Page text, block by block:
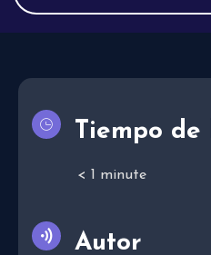
Tiempo de
< 1 minute
Autor